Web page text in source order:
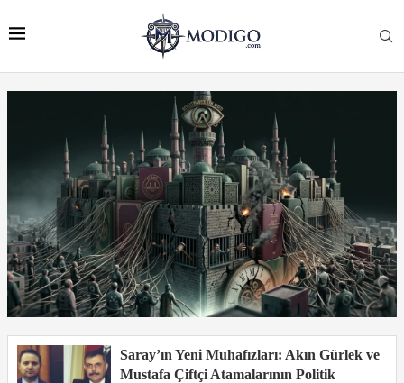
Saray’ın Yeni Muhafızları: Akın Gürlek ve
Mustafa Çiftçi Atamalarının Politik